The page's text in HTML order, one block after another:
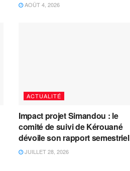
AOÛT 4, 2026
ACTUALITÉ
Impact projet Simandou : le
comité de suivi de Kérouané
dévoile son rapport semestriel
JUILLET 28, 2026